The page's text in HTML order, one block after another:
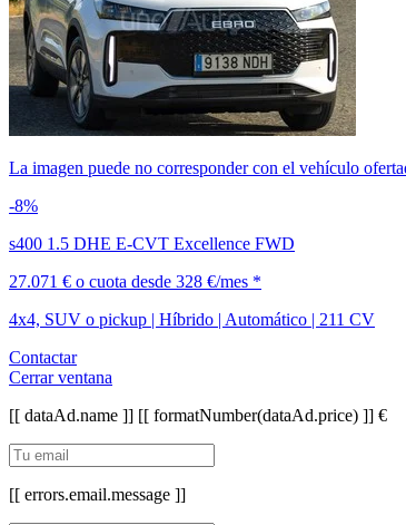
La imagen puede no corresponder con el vehículo
-8%
s400 1.5 DHE E-CVT Excellence FWD
27.071 € o cuota desde 328 €/mes *
4x4, SUV o pickup | Híbrido | Automático | 211 CV
Contactar
Cerrar ventana
[[ dataAd.name ]] [[ formatNumber(dataAd.price) ]] €
[[ errors.email.message ]]